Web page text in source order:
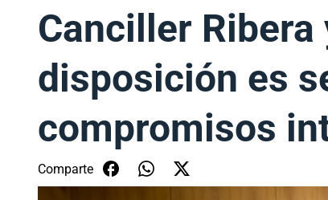
Canciller Ribera
disposición es
compromisos
Comparte